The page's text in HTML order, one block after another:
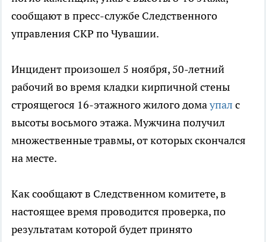
сообщают в пресс-службе Следственного
управления СКР по Чувашии.
Инцидент произошел 5 ноября, 50-летний
рабочий во время кладки кирпичной стены
строящегося 16-этажного жилого домаупал с
высоты восьмого этажа. Мужчина получил
множественные травмы, от которых скончался
на месте.
Как сообщают в Следственном комитете, в
настоящее время проводится проверка, по
результатам которой будет принято